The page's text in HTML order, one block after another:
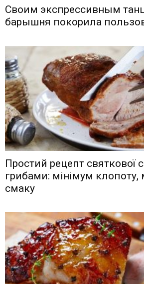
Своим экспрессивным
барышня покорила
Простий рецепт святкової
грибами: мінімум
смаку